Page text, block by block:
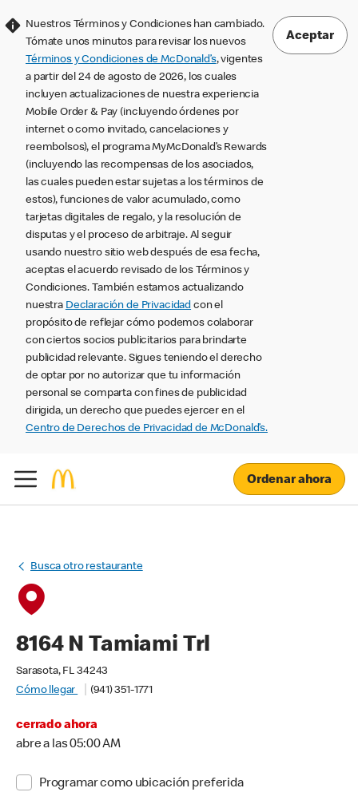
Nuestros Términos y Condiciones han cambiado.
Tómate unos minutos para revisar los nuevos
Términos y Condiciones de McDonald’s, vigentes
a partir del 24 de agosto de 2026, los cuales
incluyen actualizaciones de nuestra experiencia
Mobile Order & Pay (incluyendo órdenes por
internet o como invitado, cancelaciones y
reembolsos), el programa MyMcDonald’s Rewards
(incluyendo las recompensas de los asociados,
las cuales pueden estar sujetas a los términos de
estos), funciones de valor acumulado, como
tarjetas digitales de regalo, y la resolución de
disputas y el proceso de arbitraje. Al seguir
usando nuestro sitio web después de esa fecha,
aceptas el acuerdo revisado de los Términos y
Condiciones. También estamos actualizando
nuestra Declaración de Privacidad con el
propósito de reflejar cómo podemos colaborar
con ciertos socios publicitarios para brindarte
publicidad relevante. Sigues teniendo el derecho
de optar por no autorizar que tu información
personal se comparta con fines de publicidad
dirigida, un derecho que puedes ejercer en el
Centro de Derechos de Privacidad de McDonald’s.
Aceptar
Ordenar ahora
Busca otro restaurante
8164 N Tamiami Trl
Sarasota, FL 34243
Cómo llegar
(941) 351-1771
cerrado ahora
abre a las 05:00 AM
Programar como ubicación preferida